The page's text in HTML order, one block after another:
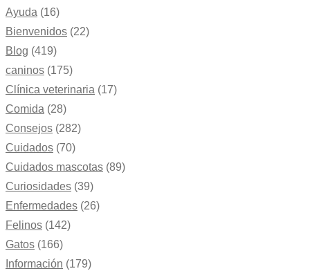
Ayuda (16)
Bienvenidos (22)
Blog (419)
caninos (175)
Clínica veterinaria (17)
Comida (28)
Consejos (282)
Cuidados (70)
Cuidados mascotas (89)
Curiosidades (39)
Enfermedades (26)
Felinos (142)
Gatos (166)
Información (179)